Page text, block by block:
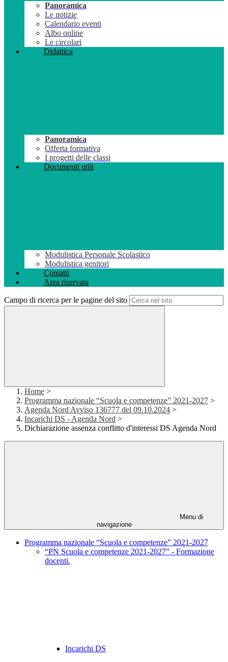
Panoramica
Le notizie
Calendario eventi
Albo online
Le circolari
Didattica
Panoramica
Offerta formativa
I progetti delle classi
Documenti utili
Modulistica Personale Scolastico
Modulistica genitori
Contatti
Area riservata
Campo di ricerca per le pagine del sito
Home >
Programma nazionale “Scuola e competenze” 2021-2027 >
Agenda Nord Avviso 136777 del 09.10.2024 >
Incarichi DS - Agenda Nord >
Dichiarazione assenza conflitto d'interessi DS Agenda Nord
Menu di
navigazione
Programma nazionale “Scuola e competenze” 2021-2027
“PN Scuola e competenze 2021-2027” - Formazione
docenti.
Incarichi DS